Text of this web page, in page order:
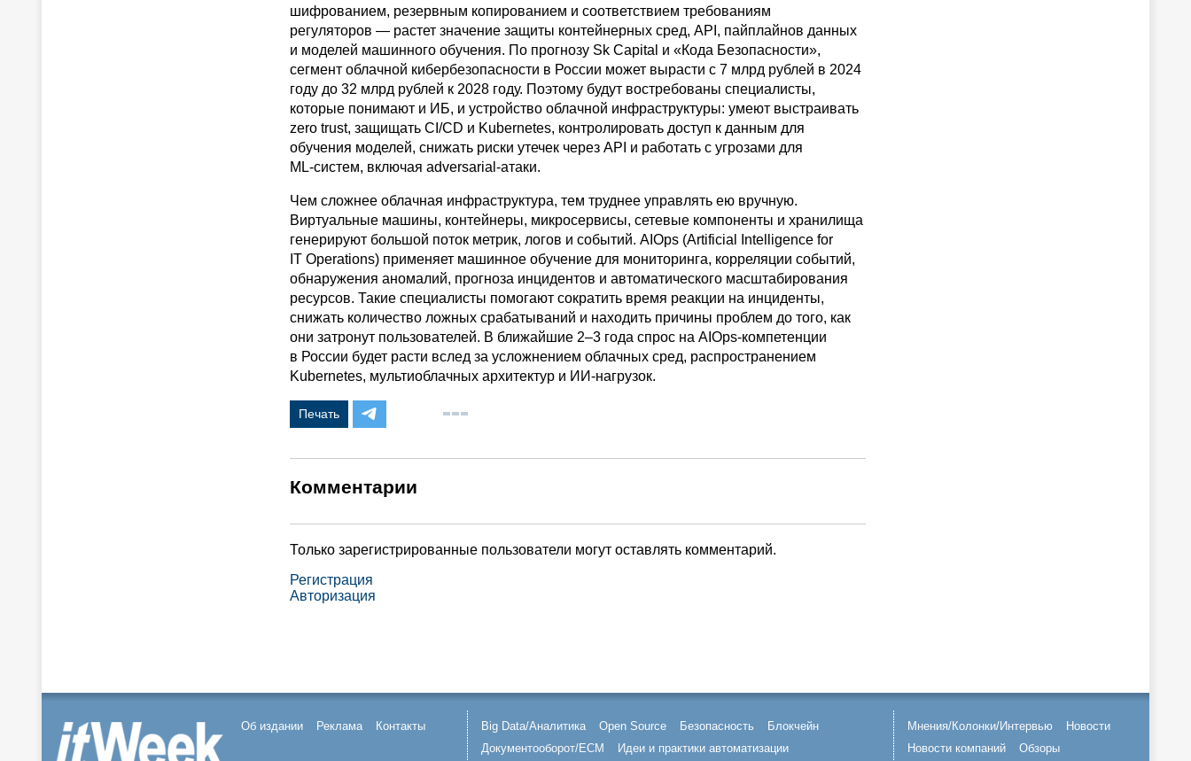
шифрованием, резервным копированием и соответствием требованиям
регуляторов — растет значение защиты контейнерных сред, API, пайплайнов данных
и моделей машинного обучения. По прогнозу Sk Capital и «Кода Безопасности»,
сегмент облачной кибербезопасности в России может вырасти с 7 млрд рублей в 2024
году до 32 млрд рублей к 2028 году. Поэтому будут востребованы специалисты,
которые понимают и ИБ, и устройство облачной инфраструктуры: умеют выстраивать
zero trust, защищать CI/CD и Kubernetes, контролировать доступ к данным для
обучения моделей, снижать риски утечек через API и работать с угрозами для
ML-систем, включая adversarial-атаки.
Чем сложнее облачная инфраструктура, тем труднее управлять ею вручную.
Виртуальные машины, контейнеры, микросервисы, сетевые компоненты и хранилища
генерируют большой поток метрик, логов и событий. AIOps (Artificial Intelligence for
IT Operations) применяет машинное обучение для мониторинга, корреляции событий,
обнаружения аномалий, прогноза инцидентов и автоматического масштабирования
ресурсов. Такие специалисты помогают сократить время реакции на инциденты,
снижать количество ложных срабатываний и находить причины проблем до того, как
они затронут пользователей. В ближайшие 2–3 года спрос на AIOps-компетенции
в России будет расти вслед за усложнением облачных сред, распространением
Kubernetes, мультиоблачных архитектур и ИИ-нагрузок.
Печать
Комментарии
Только зарегистрированные пользователи могут оставлять комментарий.
Регистрация
Авторизация
Об издании Реклама Контакты Big Data/Аналитика Open Source Безопасность
Блокчейн
Документооборот/ECM
Идеи и практики автоматизации
Мнения/Колонки/Интервью
Новости
Новости компаний
Обзоры